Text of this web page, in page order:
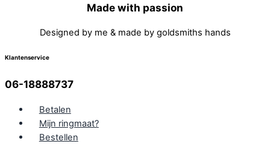
Made with passion
Designed by me & made by goldsmiths hands
Klantenservice
06-18888737
Betalen
Mijn ringmaat?
Bestellen